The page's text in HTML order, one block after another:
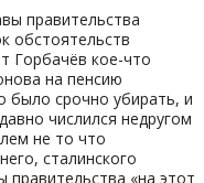
правительства
обстоятельств
Горбачёв кое-что
на пенсию
было срочно убирать, и
числился недругом
не то что
сталинского
правительства «на этот